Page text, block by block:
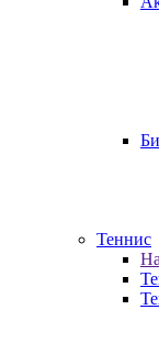
Теннис